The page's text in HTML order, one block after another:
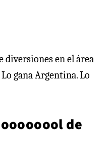
gana Argentina. Lo
de